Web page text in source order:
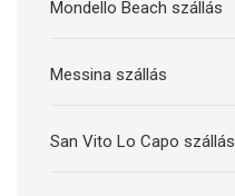
Mondello Beach szállás
Messina szállás
San Vito Lo Capo szállás